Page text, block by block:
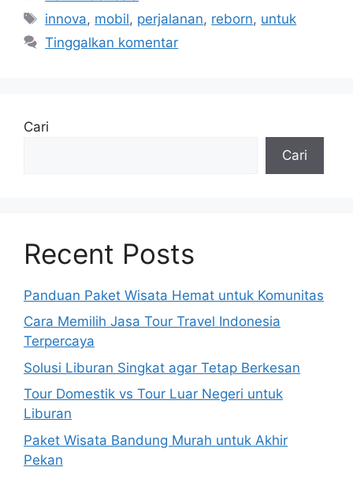
Tag
innova, mobil, perjalanan, reborn, untuk
Tinggalkan komentar
Cari
Cari
Recent Posts
Panduan Paket Wisata Hemat untuk Komunitas
Cara Memilih Jasa Tour Travel Indonesia
Terpercaya
Solusi Liburan Singkat agar Tetap Berkesan
Tour Domestik vs Tour Luar Negeri untuk
Liburan
Paket Wisata Bandung Murah untuk Akhir
Pekan